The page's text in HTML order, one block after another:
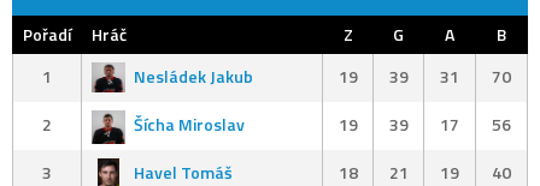
Pořadí Hráč Z G A
B
1
Nesládek Jakub 19 39 31
70
2
Šícha Miroslav 19 39 17
56
3
Havel Tomáš 18 21 19
40